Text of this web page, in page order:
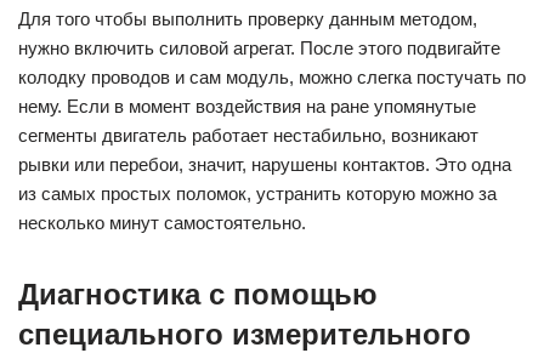
Для того чтобы выполнить проверку данным методом,
нужно включить силовой агрегат. После этого подвигайте
колодку проводов и сам модуль, можно слегка постучать по
нему. Если в момент воздействия на ране упомянутые
сегменты двигатель работает нестабильно, возникают
рывки или перебои, значит, нарушены контактов. Это одна
из самых простых поломок, устранить которую можно за
несколько минут самостоятельно.
Диагностика с помощью
специального измерительного